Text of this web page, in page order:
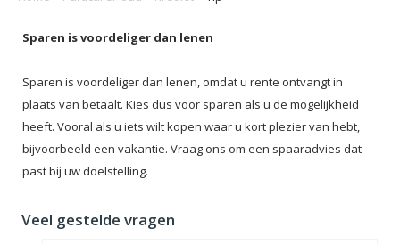
Sparen is voordeliger dan lenen
Sparen is voordeliger dan lenen, omdat u rente ontvangt in
plaats van betaalt. Kies dus voor sparen als u de mogelijkheid
heeft. Vooral als u iets wilt kopen waar u kort plezier van hebt,
bijvoorbeeld een vakantie. Vraag ons om een spaaradvies dat
past bij uw doelstelling.
Veel gestelde vragen